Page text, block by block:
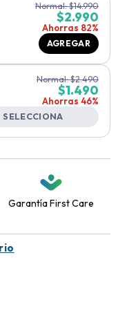
Normal:$14.990
$2.990
Ahorras 82%
AGREGAR
Normal:$2.490
$1.490
Ahorras 46%
SELECCIONA
Garantía First Care